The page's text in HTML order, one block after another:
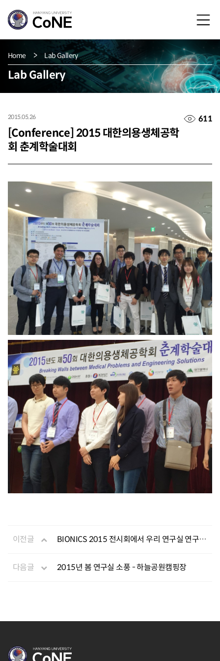
Home Lab Gallery
Lab Gallery
2015.05.26
[Conference] 2015 대한의용생체공학
회 춘계학술대회
611
이전글 BIONICS 2015 전시회에서 우리 연구실 연구
전시
다음글
2015년 봄 연구실 소풍 - 하늘공원캠핑장